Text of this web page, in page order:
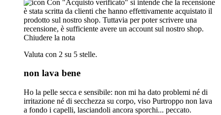
Con "Acquisto verificato" si intende che la recensione
è stata scritta da clienti che hanno effettivamente acquistato il
prodotto sul nostro shop. Tuttavia per poter scrivere una
recensione, è sufficiente avere un account sul nostro shop.
Chiudere la nota
Valuta con 2 su 5 stelle.
non lava bene
Ho la pelle secca e sensibile: non mi ha dato problemi né di
irritazione né di secchezza su corpo, viso Purtroppo non lava
a fondo i capelli, lasciandoli ancora sporchi... peccato.